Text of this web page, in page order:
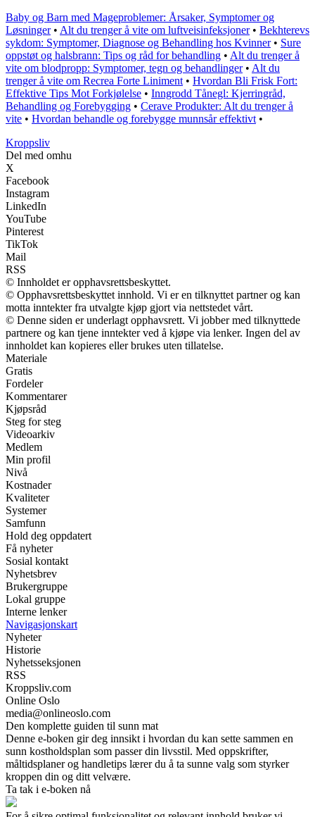
Baby og Barn med Mageproblemer: Årsaker, Symptomer og
Løsninger• Alt du trenger å vite om luftveisinfeksjoner• Bekhterevs
sykdom: Symptomer, Diagnose og Behandling hos Kvinner• Sure
oppstøt og halsbrann: Tips og råd for behandling • Alt du trenger å
vite om blodpropp: Symptomer, tegn og behandlinger• Alt du
trenger å vite om Recrea Forte Liniment • Hvordan Bli Frisk Fort:
Effektive Tips Mot Forkjølelse • Inngrodd Tånegl: Kjerringråd,
Behandling og Forebygging • Cerave Produkter: Alt du trenger å
vite • Hvordan behandle og forebygge munnsår effektivt •
Kroppsliv
Del med omhu
X
Facebook
Instagram
LinkedIn
YouTube
Pinterest
TikTok
Mail
RSS
© Innholdet er opphavsrettsbeskyttet.
© Opphavsrettsbeskyttet innhold. Vi er en tilknyttet partner og kan
motta inntekter fra utvalgte kjøp gjort via nettstedet vårt.
© Denne siden er underlagt opphavsrett. Vi jobber med tilknyttede
partnere og kan tjene inntekter ved å kjøpe via lenker. Ingen del av
innholdet kan kopieres eller brukes uten tillatelse.
Materiale
Gratis
Fordeler
Kommentarer
Kjøpsråd
Steg for steg
Videoarkiv
Medlem
Min profil
Nivå
Kostnader
Kvaliteter
Systemer
Samfunn
Hold deg oppdatert
Få nyheter
Sosial kontakt
Nyhetsbrev
Brukergruppe
Lokal gruppe
Interne lenker
Navigasjonskart
Nyheter
Historie
Nyhetsseksjonen
RSS
Kroppsliv.com
Online Oslo
media@onlineoslo.com
Den komplette guiden til sunn mat
Denne e-boken gir deg innsikt i hvordan du kan sette sammen en
sunn kostholdsplan som passer din livsstil. Med oppskrifter,
måltidsplaner og handletips lærer du å ta sunne valg som styrker
kroppen din og ditt velvære.
Ta tak i e-boken nå